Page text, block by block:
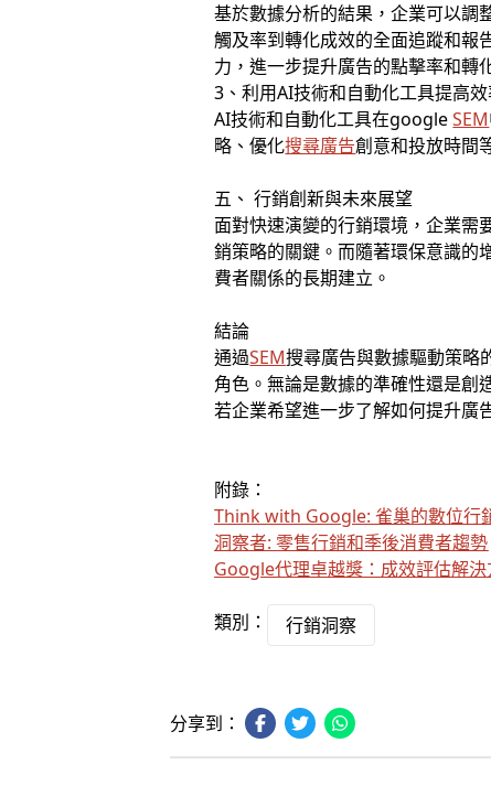
基於數據分析的結果，企業可以調
觸及率到轉化成效的全面追蹤和報
力，進一步提升廣告的點擊率和轉
3、利用AI技術和自動化工具提高效
AI技術和自動化工具在googleSEM
略、優化搜尋廣告創意和投放時間
五、 行銷創新與未來展望
面對快速演變的行銷環境，企業需
銷策略的關鍵。而隨著環保意識的
費者關係的長期建立。
結論
通過SEM搜尋廣告與數據驅動策略
角色。無論是數據的準確性還是創
若企業希望進一步了解如何提升廣
附錄：
Think with Google: 雀巢的數位行
洞察者: 零售行銷和季後消費者趨勢
Google代理卓越獎：成效評估解
類別： 行銷洞察
分享到：